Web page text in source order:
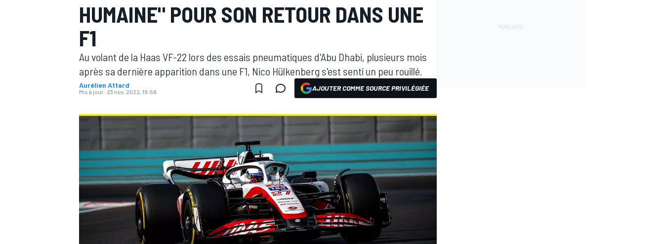
MOTOGP
HUMAINE" POUR SON RETOUR DANS UNE
F1
Au volant de la Haas VF-22 lors des essais pneumatiques d'Abu Dhabi, plusieurs mois
après sa dernière apparition dans une F1, Nico Hülkenberg s'est senti un peu rouillé.
Aurélien Attard
Mis à jour: 23 nov. 2022, 19:58 AJOUTER COMME SOURCE PRIVILÉGIÉE